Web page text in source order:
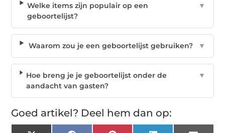
Welke items zijn populair op een
geboortelijst?
▼
Waarom zou je een geboortelijst gebruiken? ▼
Hoe breng je je geboortelijst onder de
aandacht van gasten?
▼
Goed artikel? Deel hem dan op: